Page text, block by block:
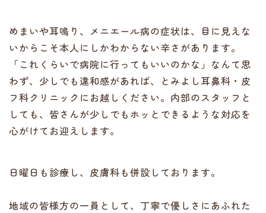
めまいや耳鳴り、メニエール病の症状は、目に見えな
いからこそ本人にしかわからない辛さがあります。
「これくらいで病院に行ってもいいのかな」なんて思
わず、少しでも違和感があれば、とみよし耳鼻科・皮
フ科クリニックにお越しください。内部のスタッフと
しても、皆さんが少しでもホッとできるような対応を
心がけてお迎えします。
日曜日も診療し、皮膚科も併設しております。
地域の皆様方の一員として、丁寧で優しさにあふれた